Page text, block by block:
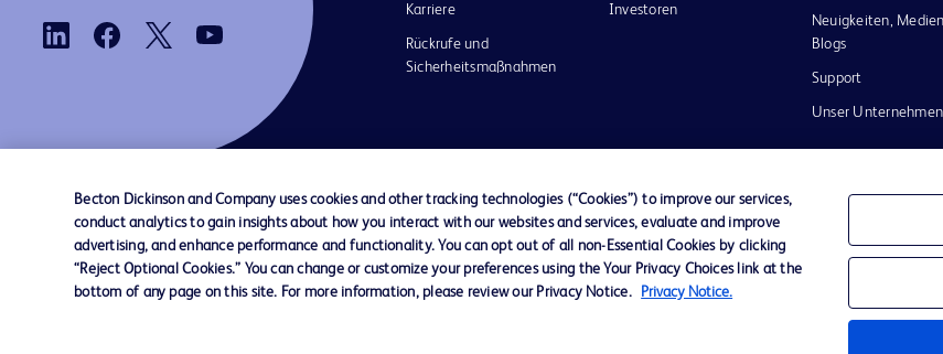
Karriere
Rückrufe und
Sicherheitsmaßnahmen
Investoren
Neuigkeiten,
Blogs
Support
Unser Unternehmen
AGB Kontaktieren Sie uns Cookie-Einstellungen Datenschutz Nutzungsbedingungen
Becton Dickinson and Company uses cookies and other tracking technologies (“Cookies”) to improve our services,
conduct analytics to gain insights about how you interact with our websites and services, evaluate and improve
advertising, and enhance performance and functionality. You can opt out of all non-Essential Cookies by clicking
“Reject Optional Cookies.” You can change or customize your preferences using the Your Privacy Choices link at the
bottom of any page on this site. For more information, please review our Privacy Notice.
Privacy Notice.